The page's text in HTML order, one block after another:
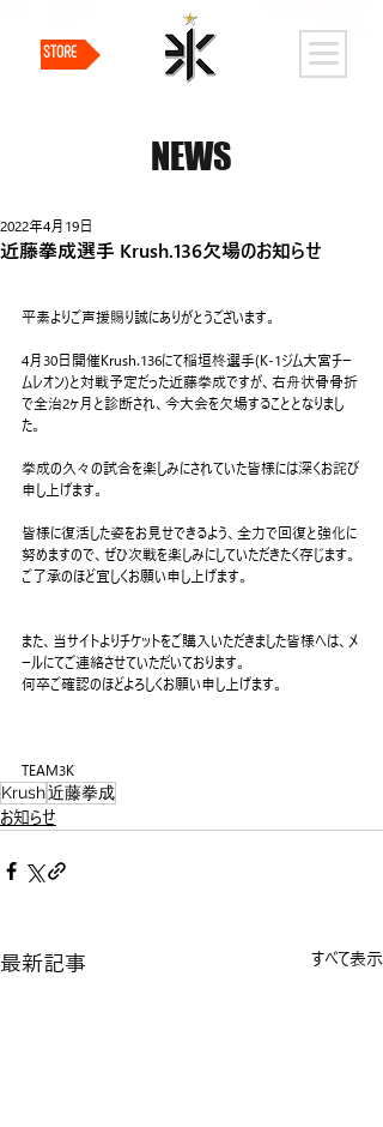
STORE
NEWS
近藤拳成選手 Krush.136欠場のお知らせ
2022年4月19日
平素よりご声援賜り誠にありがとうございます。
4月30日開催Krush.136にて稲垣柊選手(K-1ジム大宮チー
ムレオン)と対戦予定だった近藤拳成ですが、右舟状骨骨折
で全治2ヶ月と診断され、今大会を欠場することとなりまし
た。
拳成の久々の試合を楽しみにされていた皆様には深くお詫び
申し上げます。
皆様に復活した姿をお見せできるよう、全力で回復と強化に
努めますので、ぜひ次戦を楽しみにしていただきたく存じます。
ご了承のほど宜しくお願い申し上げます。
また、当サイトよりチケットをご購入いただきました皆様へは、メ
ールにてご連絡させていただいております。
何卒ご確認のほどよろしくお願い申し上げます。
TEAM3K
Krush近藤拳成
お知らせ
最新記事 すべて表示